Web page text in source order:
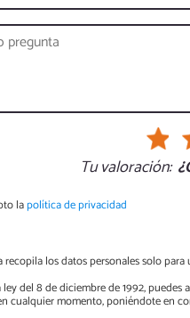
Tu valoración:
lapolítica de privacidad
recopila los datos personales solo
del 8 de diciembre de 1992,
cualquier momento, poniéndote en